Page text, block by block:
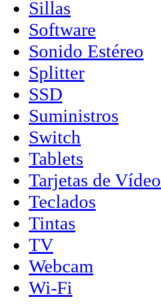
Sillas
Software
Sonido Estéreo
Splitter
SSD
Suministros
Switch
Tablets
Tarjetas de Vídeo
Teclados
Tintas
TV
Webcam
Wi-Fi